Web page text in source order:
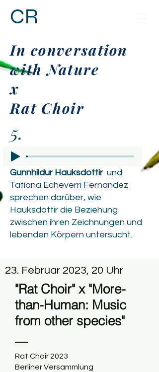
CR
In conversation
with Nature
x
Rat Choir
5.
Gunnhildur Hauksdottirund
Tatiana Echeverri Fernandez
sprechen darüber, wie
Hauksdottir die Beziehung
zwischen ihren Zeichnungen und
lebenden Körpern untersucht.
23. Februar 2023, 20 Uhr
"Rat Choir" x "More-
than-Human: Music
from other species"
Rat Choir 2023
Berliner Versammlung